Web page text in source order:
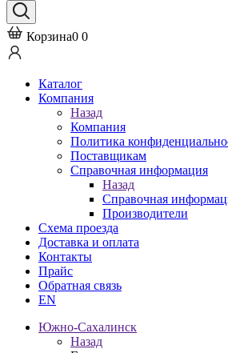
Корзина0 0
Каталог
Компания
Назад
Компания
Политика
Поставщикам
Справочная информация
Назад
Справочная
Производители
Схема проезда
Доставка и оплата
Контакты
Прайс
Обратная связь
EN
Южно-Сахалинск
Назад